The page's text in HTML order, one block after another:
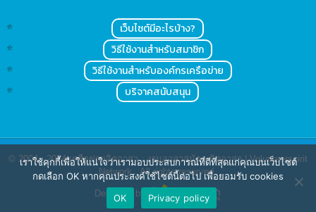
เว็บไซต์มีอะไรบ้าง?
วิธีใช้งานสำหรับสมาชิก
วิธีใช้งานสำหรับองค์กรเครือข่าย
บริจาคสนับสนุน
© 2004 - 2024เครือข่ายจิตอาสา : งานอาสาสมัคร จิตอาสา | Volunteerspirit
Network . All rights reserved.
Designed by
เราใช้คุกกี้เพื่อให้แน่ใจว่าเรามอบประสบการณ์ที่ดีที่สุดแก่คุณบนเว็บไซต์
กดเลือก OK หากคุณประสงค์ใช้ไซต์นี้ต่อไป เพื่อยอมรับ cookies
OK
Privacy policy